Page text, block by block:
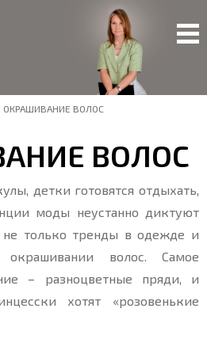
ОКРАШИВАНИЕ ВОЛОС
ВОЛОС
детки готовятся отдыхать,
моды неустанно диктуют
только тренды в одежде и
волос. Самое
– разноцветные пряди, и
хотят «розовенькие